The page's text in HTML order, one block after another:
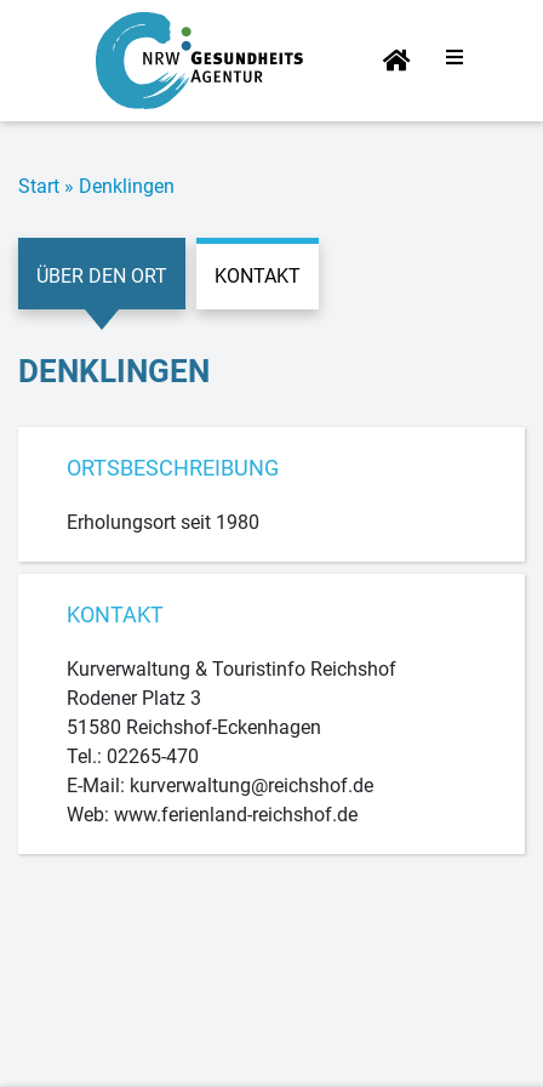
Start­
sei­te
Start » Denk­lin­gen
ÜBER DEN ORT KONTAKT
DENK­LIN­GEN
ORTSBESCHREIBUNG
Erholungsort seit 1980
KONTAKT
Kurverwaltung & Touristinfo Reichshof
Rodener Platz 3
51580 Reichshof-Eckenhagen
Tel.: 02265-470
E-Mail: kurverwaltung@reichshof.de
Web: www.ferienland-reichshof.de